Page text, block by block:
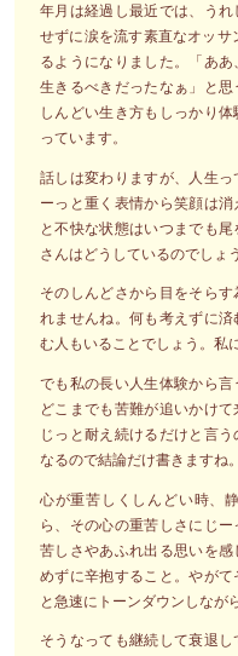
年月は経過し最近では、う
せずに涙を流す素直なオッサ
るようになりました。「あ
生きるべきだったなぁ」と
しんどい生き方もしっかり
っています。
話しは変わりますが、人生
ーっと重く表情から笑顔は
と不快な状態はいつまでも
さんはどうしているのでしょ
そのしんどさから目をそら
れませんね。何も考えずに
む人もいることでしょう。私
でも私の長い人生体験から
どこまでも苦難が追いかけ
じっと耐え続けるだけと言
なるので結論だけ書きますね。
心が重苦しくしんどい時、
ら、その心の重苦しさにじ
苦しさやあふれ出る思いを
めずに辛抱すること。やが
と急速にトーンダウンしなが
そうなっても継続して衰退